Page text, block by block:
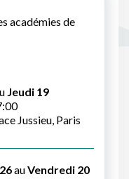
académies de
Jeudi 19
Jussieu, Paris
auVendredi 20